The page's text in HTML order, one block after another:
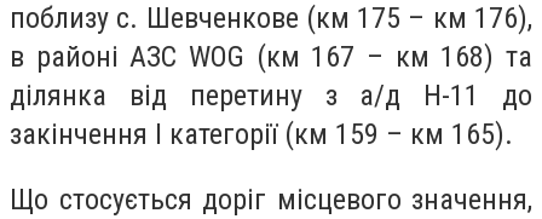
поблизу с. Шевченкове (км 175 – км 176),
в районі АЗС WOG (км 167 – км 168) та
ділянка від перетину з а/д Н-11 до
закінчення І категорії (км 159 – км 165).
Що стосується доріг місцевого значення,